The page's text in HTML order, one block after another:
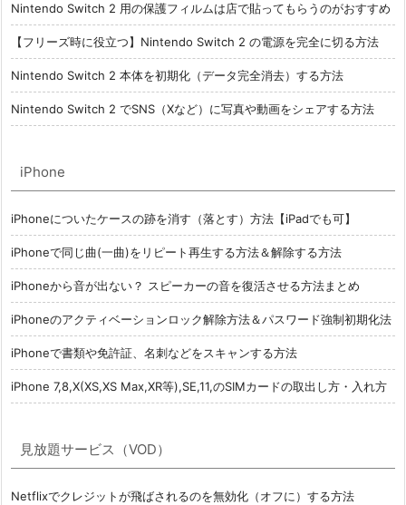
Nintendo Switch 2 用の保護フィルムは店で貼ってもらうのがおすすめ
【フリーズ時に役立つ】Nintendo Switch 2 の電源を完全に切る方法
Nintendo Switch 2 本体を初期化（データ完全消去）する方法
Nintendo Switch 2 でSNS（Xなど）に写真や動画をシェアする方法
iPhone
iPhoneについたケースの跡を消す（落とす）方法【iPadでも可】
iPhoneで同じ曲(一曲)をリピート再生する方法＆解除する方法
iPhoneから音が出ない？ スピーカーの音を復活させる方法まとめ
iPhoneのアクティベーションロック解除方法＆パスワード強制初期化法
iPhoneで書類や免許証、名刺などをスキャンする方法
iPhone 7,8,X(XS,XS Max,XR等),SE,11,のSIMカードの取出し方・入れ方
見放題サービス（VOD）
Netflixでクレジットが飛ばされるのを無効化（オフに）する方法